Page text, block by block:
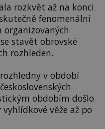
rozkvět až na konci
fenomenální
organizovaných
stavět obrovské
rozhleden.
v období
obdobím došlo
věže až po